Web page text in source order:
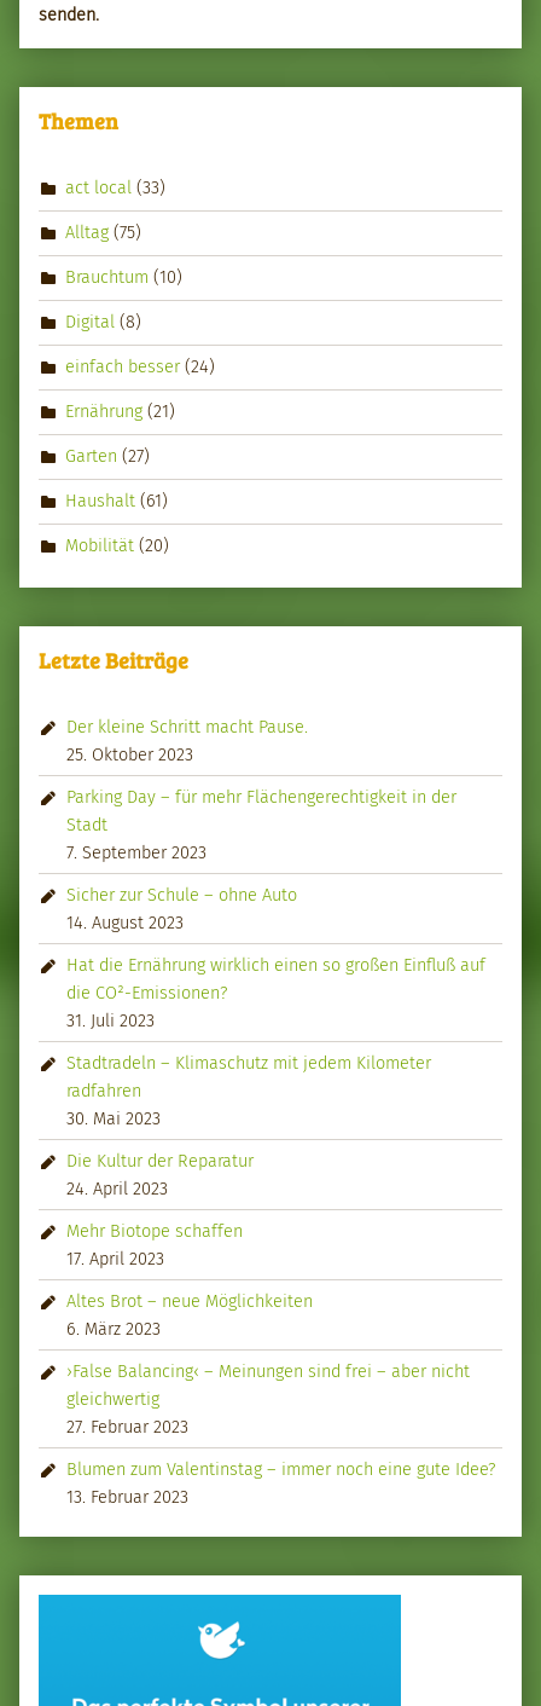
senden.
Themen
act local (33)
Alltag (75)
Brauchtum (10)
Digital (8)
einfach besser(24)
Ernährung (21)
Garten (27)
Haushalt (61)
Mobilität (20)
Letzte Beiträge
Der kleine Schritt macht Pause.
25. Oktober 2023
Parking Day – für mehr Flächengerechtigkeit in der
Stadt
7. September 2023
Sicher zur Schule – ohne Auto
14. August 2023
Hat die Ernährung wirklich einen so großen Einfluß auf
die CO²-Emissionen?
31. Juli 2023
Stadtradeln – Klimaschutz mit jedem Kilometer
radfahren
30. Mai 2023
Die Kultur der Reparatur
24. April 2023
Mehr Biotope schaffen
17. April 2023
Altes Brot – neue Möglichkeiten
6. März 2023
›False Balancing‹ – Meinungen sind frei – aber nicht
gleichwertig
27. Februar 2023
Blumen zum Valentinstag – immer noch eine gute Idee?
13. Februar 2023